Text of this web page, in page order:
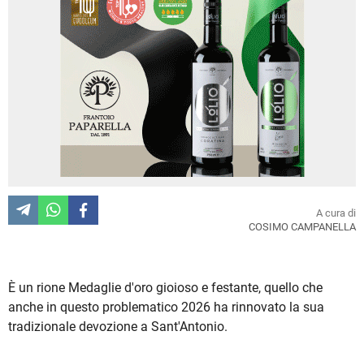
A cura di
COSIMO CAMPANELLA
È un rione Medaglie d'oro gioioso e festante, quello che
anche in questo problematico 2026 ha rinnovato la sua
tradizionale devozione a Sant'Antonio.